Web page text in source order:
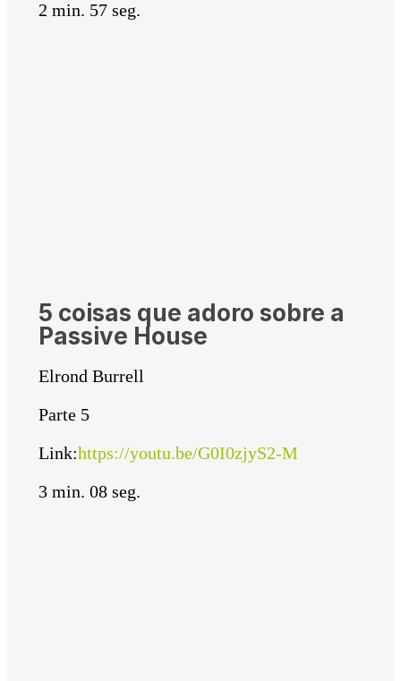
2 min. 57 seg.
5 coisas que adoro sobre a
Passive House
Elrond Burrell
Parte 5
Link:https://youtu.be/G0I0zjyS2-M
3 min. 08 seg.